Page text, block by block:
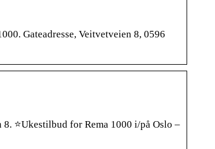
Gateadresse, Veitvetveien 8, 0596
⭐Ukestilbud for Rema 1000 i/på Oslo –